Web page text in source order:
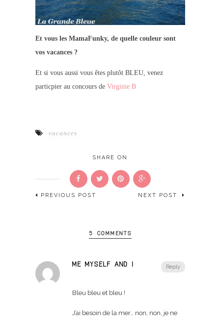
Et vous les MamaFunky, de quelle couleur sont
vos vacances ?
Et si vous aussi vous êtes plutôt BLEU, venez
particpier au concours de Virginie B
vacances
SHARE ON
PREVIOUS POST NEXT POST
5 COMMENTS
Reply
ME MYSELF AND I
Bleu bleu et bleu !
J’ai besoin de la mer… non, non, je ne